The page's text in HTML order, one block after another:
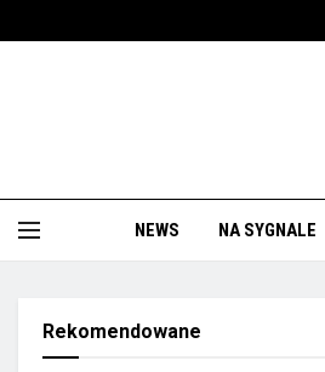
NEWS NA SYGNALE
Rekomendowane